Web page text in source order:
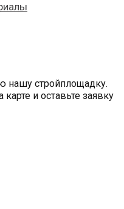
нашу стройплощадку.
и оставьте заявку